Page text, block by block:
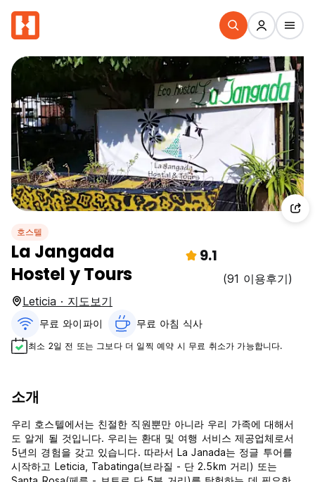
호스텔
La Jangada
Hostel y Tours
9.1
(91 이용후기)
Leticia · 지도보기
무료 와이파이 무료 아침 식사‎
최소 2일 전 또는 그보다 더 일찍 예약 시 무료 취소가 가능합니다.
소개
우리 호스텔에서는 친절한 직원뿐만 아니라 우리 가족에 대해서
도 알게 될 것입니다. 우리는 환대 및 여행 서비스 제공업체로서
5년의 경험을 갖고 있습니다. 따라서 La Janada는 정글 투어를
시작하고 Leticia, Tabatinga(브라질 - 단 2.5km 거리) 또는